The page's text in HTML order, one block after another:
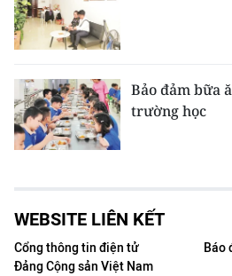
Bảo đảm bữa
trường học
WEBSITE LIÊN KẾT
Cổng thông tin điện tử
Đảng Cộng sản Việt Nam
Báo